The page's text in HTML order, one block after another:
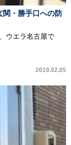
関・勝手口への防
ウエラ名古屋で
2019.02.05